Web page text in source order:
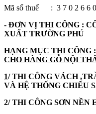
Mã số thuế : 3 7 0 2 6 6
- ĐƠN VỊ THI CÔNG :
XUẤT TRƯỜNG PHÚ
HẠNG MỤC THI CÔNG
CHO HÀNG GỖ NỘI
1/ THI CÔNG VÁCH
VÀ HỆ THỐNG CHIẾU
2/ THI CÔNG SƠN NỀN